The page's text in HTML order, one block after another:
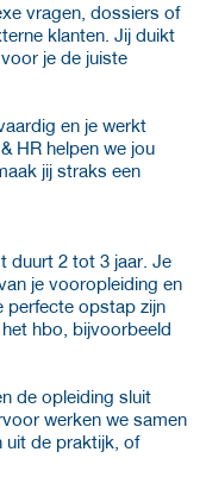
vragen, dossiers of
klanten. Jij duikt
je de juiste
en je werkt
HR helpen we jou
jij straks een
duurt 2 tot 3 jaar. Je
je vooropleiding en
perfecte opstap zijn
hbo, bijvoorbeeld
de opleiding sluit
werken we samen
uit de praktijk, of